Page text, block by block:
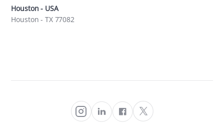
Houston - USA
Houston - TX 77082